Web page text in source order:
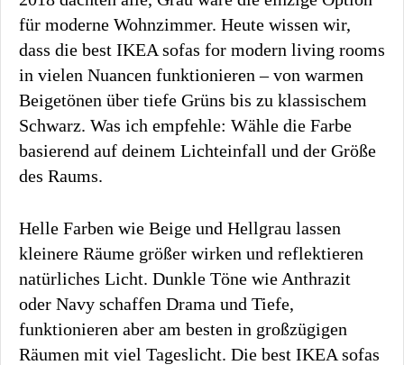
für moderne Wohnzimmer. Heute wissen wir,
dass die best IKEA sofas for modern living rooms
in vielen Nuancen funktionieren – von warmen
Beigetönen über tiefe Grüns bis zu klassischem
Schwarz. Was ich empfehle: Wähle die Farbe
basierend auf deinem Lichteinfall und der Größe
des Raums.
Helle Farben wie Beige und Hellgrau lassen
kleinere Räume größer wirken und reflektieren
natürliches Licht. Dunkle Töne wie Anthrazit
oder Navy schaffen Drama und Tiefe,
funktionieren aber am besten in großzügigen
Räumen mit viel Tageslicht. Die best IKEA sofas